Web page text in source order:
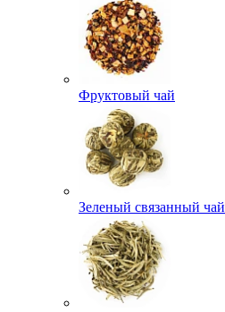
Фруктовый чай
Зеленый связанный чай